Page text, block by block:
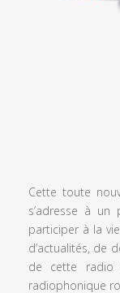
Cette toute
s’adresse à un
participer à la
d’actualités, de
de cette radio
radiophonique